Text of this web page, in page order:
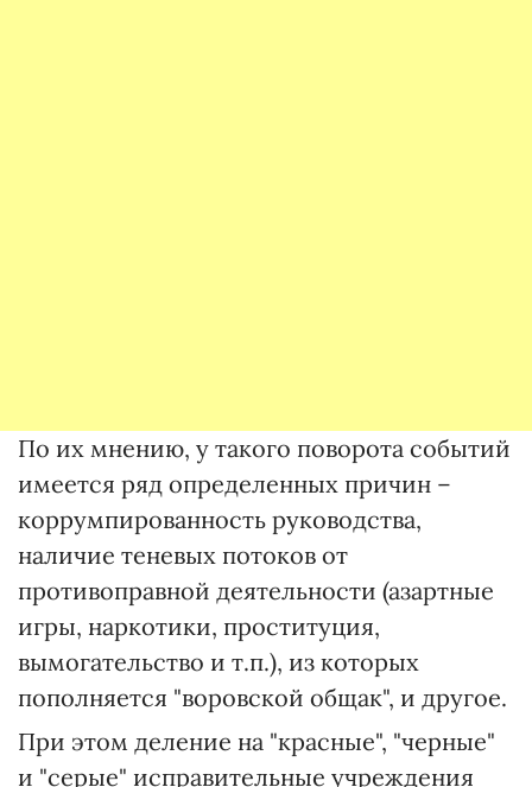
По их мнению, у такого поворота событий
имеется ряд определенных причин –
коррумпированность руководства,
наличие теневых потоков от
противоправной деятельности (азартные
игры, наркотики, проституция,
вымогательство и т.п.), из которых
пополняется "воровской общак", и другое.
При этом деление на "красные", "черные"
и "серые" исправительные учреждения